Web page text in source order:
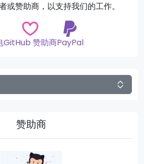
或赞助商，以支持我们的工作。
GitHub 赞助商PayPal
赞助商